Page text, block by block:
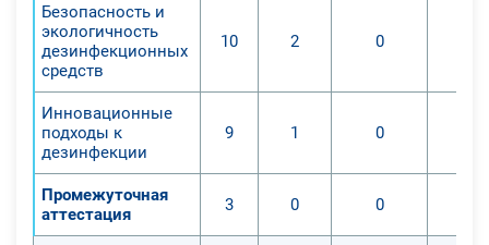
Безопасность и
экологичность
дезинфекционных
средств
10 2 0
Инновационные
подходы к
дезинфекции
9 1 0
Промежуточная
аттестация
3 0 0